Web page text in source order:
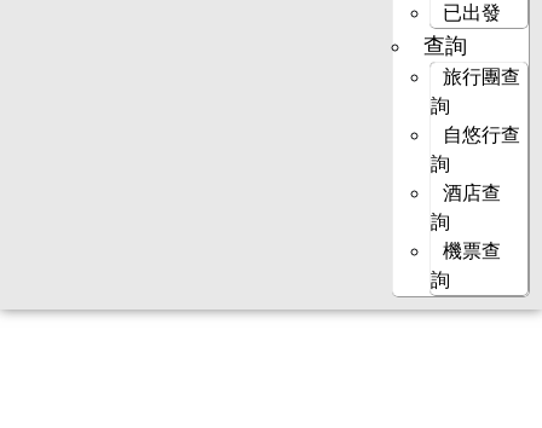
已出發
查詢
旅行團查
詢
自悠行查
詢
酒店查
詢
機票查
詢